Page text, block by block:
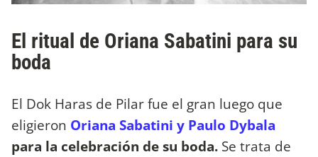
El ritual de Oriana Sabatini para su
boda
El Dok Haras de Pilar fue el gran luego que
eligieron Oriana Sabatini y Paulo Dybala
para la celebración de su boda. Se trata de